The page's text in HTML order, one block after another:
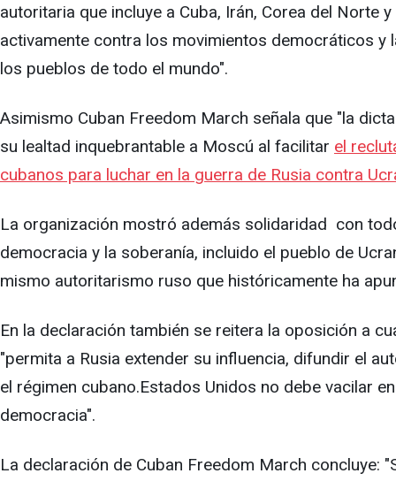
autoritaria que incluye a Cuba, Irán, Corea del Norte
activamente contra los movimientos democráticos y
los pueblos de todo el mundo".
Asimismo Cuban Freedom March señala que "la
su lealtad inquebrantable a Moscú al facilitar el
cubanos para luchar en la guerra de Rusia contra
La organización mostró además solidaridad con
democracia y la soberanía, incluido el pueblo de
mismo autoritarismo ruso que históricamente ha
En la declaración también se reitera la oposición a
"permita a Rusia extender su influencia, difundir el
el régimen cubano.Estados Unidos no debe vacilar
democracia".
La declaración de Cuban Freedom March concluye: